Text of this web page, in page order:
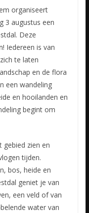
organiseert
3 augustus een
Deze
Iedereen is van
te laten
en de flora
een wandeling
en hooilanden en
begint om
gebied zien en
tijden.
bos, heide en
geniet je van
een veld of van
water van